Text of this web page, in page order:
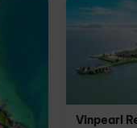
Vinpearl